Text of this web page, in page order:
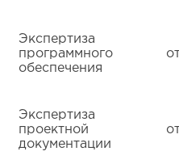
Экспертиза
программного
обеспечения
Экспертиза
проектной
документации